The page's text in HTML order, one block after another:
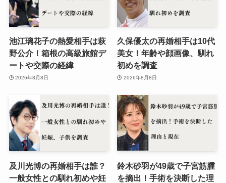
池江璃花子の熱愛相手は萩
野公介！箱根の高級旅館デ
ートや交際の経緯
2026年8月8日
久保優太の再婚相手は10代
美女！年齢や顔画像、馴れ
初めを調査
2026年8月8日
及川光博の再婚相手は誰？
一般女性との馴れ初めや妊
鈴木砂羽が49歳で子宮筋腫
を摘出！手術を決断した理